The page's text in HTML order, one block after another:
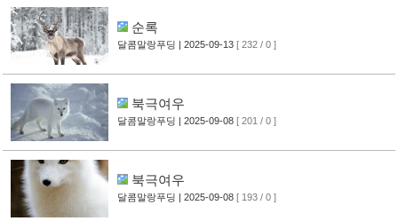
순록
달콤말랑푸딩 | 2025-09-13 [ 232 / 0 ]
북극여우
달콤말랑푸딩 | 2025-09-08 [ 201 / 0 ]
북극여우
달콤말랑푸딩 | 2025-09-08 [ 193 / 0 ]